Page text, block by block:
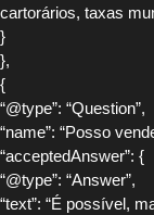
cartorários, taxas
}
},
{
“@type”: “Question”,
“name”: “Posso
“acceptedAnswer”: {
“@type”: “Answer”,
“text”: “É possível,